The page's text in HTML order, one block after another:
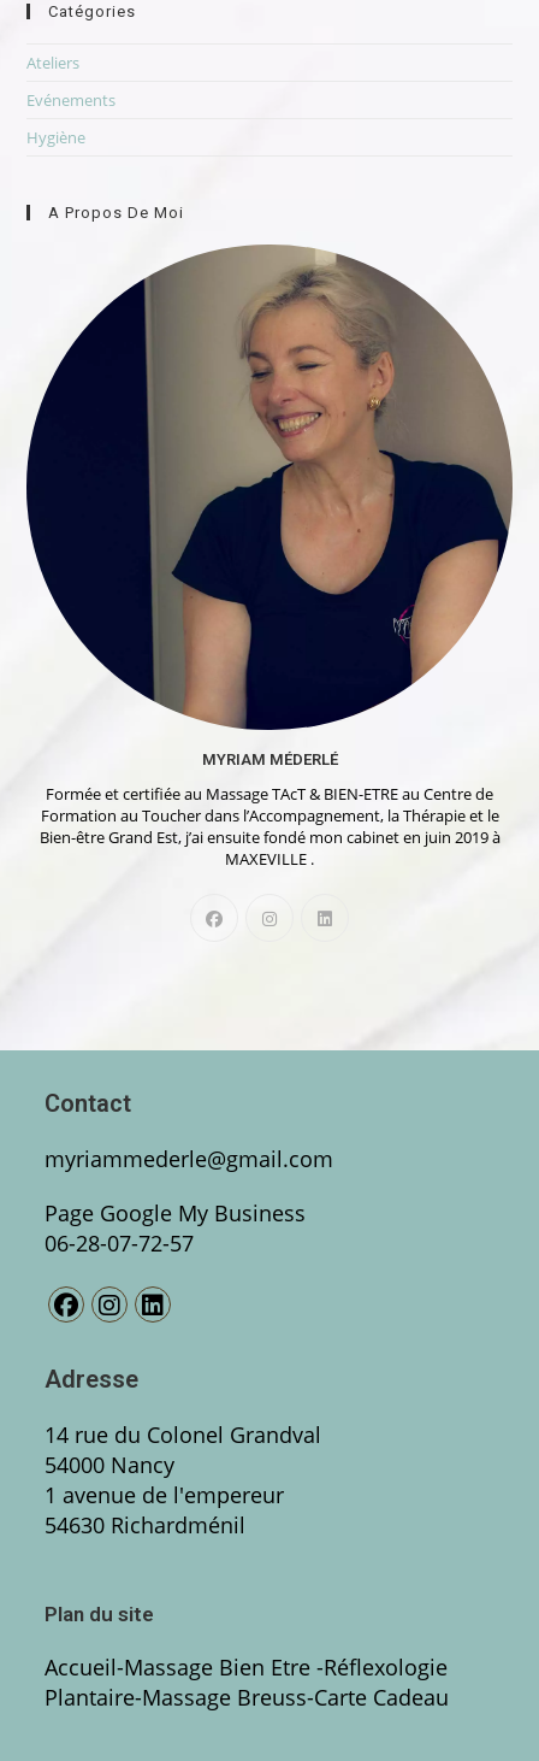
Catégories
Ateliers
Evénements
Hygiène
A Propos De Moi
MYRIAM MÉDERLÉ
Formée et certifiée au Massage TAcT & BIEN-ETRE au Centre de
Formation au Toucher dans l’Accompagnement, la Thérapie et le
Bien-être Grand Est, j’ai ensuite fondé mon cabinet en juin 2019 à
MAXEVILLE .
Contact
myriammederle@gmail.com
Page Google My Business
06-28-07-72-57
Adresse
14 rue du Colonel Grandval
54000 Nancy
1 avenue de l'empereur
54630 Richardménil
Plan du site
Accueil-Massage Bien Etre-Réflexologie
Plantaire-Massage Breuss-Carte Cadeau